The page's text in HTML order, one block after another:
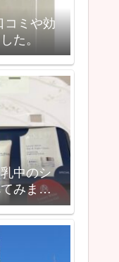
コミや効
た。
中のシ
みまし
ミを検